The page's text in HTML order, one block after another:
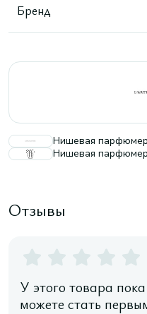
Бренд
Нишевая
Нишевая
Отзывы
У этого товара
можете стать